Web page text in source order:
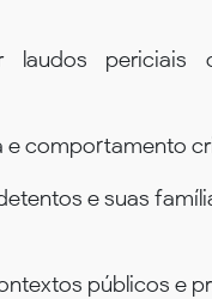
laudos periciais
e comportamento
e suas
públicos e